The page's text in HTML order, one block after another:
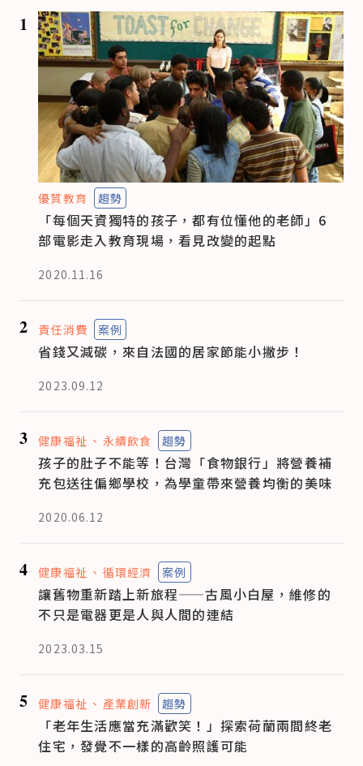
1
優質教育 趨勢
「每個天資獨特的孩子，都有位懂他的老師」6
部電影走入教育現場，看見改變的起點
2020.11.16
2 責任消費 案例
省錢又減碳，來自法國的居家節能小撇步！
2023.09.12
3 健康福祉 永續飲食 趨勢
孩子的肚子不能等！台灣「食物銀行」將營養補
充包送往偏鄉學校，為學童帶來營養均衡的美味
2020.06.12
4 健康福祉 循環經濟 案例
讓舊物重新踏上新旅程——古風小白屋，維修的
不只是電器更是人與人間的連結
2023.03.15
5 健康福祉 產業創新 趨勢
「老年生活應當充滿歡笑！」探索荷蘭兩間終老
住宅，發覺不一樣的高齡照護可能